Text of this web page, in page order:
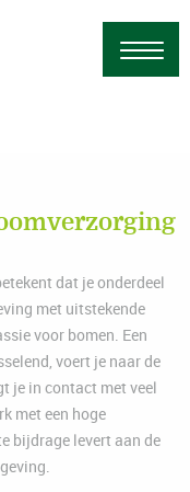
dat je onderdeel
met uitstekende
voor bomen. Een
voert je naar de
je in contact met veel
met een hoge
bijdrage levert aan de